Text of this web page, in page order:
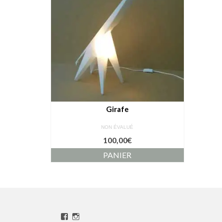
Girafe
NON ÉVALUÉ
100,00€
PANIER
Voir